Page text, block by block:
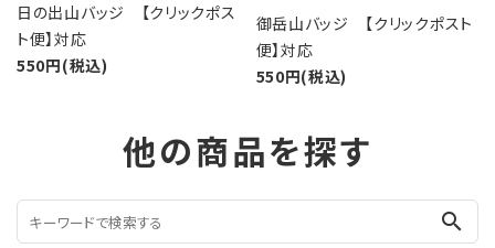
日の出山バッジ 【クリックポス
ト便】対応
550円(税込)
御岳山バッジ 【クリックポスト
便】対応
550円(税込)
他の商品を探す
search